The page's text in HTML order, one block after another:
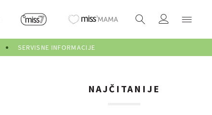
SERVISNE INFORMACIJE
NAJČITANIJE